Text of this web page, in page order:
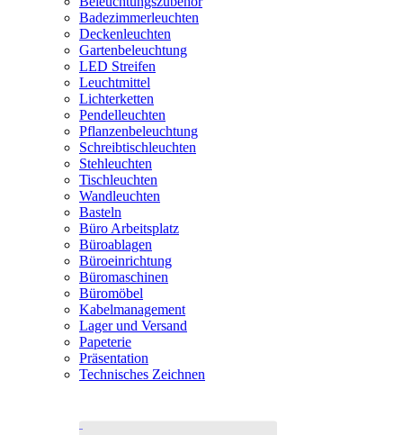
Badezimmerleuchten
Deckenleuchten
Gartenbeleuchtung
LED Streifen
Leuchtmittel
Lichterketten
Pendelleuchten
Pflanzenbeleuchtung
Schreibtischleuchten
Stehleuchten
Tischleuchten
Wandleuchten
Basteln
Büro Arbeitsplatz
Büroablagen
Büroeinrichtung
Büromaschinen
Büromöbel
Kabelmanagement
Lager und Versand
Papeterie
Präsentation
Technisches Zeichnen